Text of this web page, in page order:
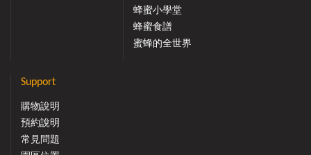
蜂蜜小學堂
蜂蜜食譜
蜜蜂的全世界
Support
購物說明
預約說明
常見問題